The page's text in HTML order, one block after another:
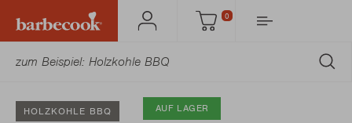
Mein
Einkaufswagen
0
HOLZKOHLE BBQ AUF LAGER